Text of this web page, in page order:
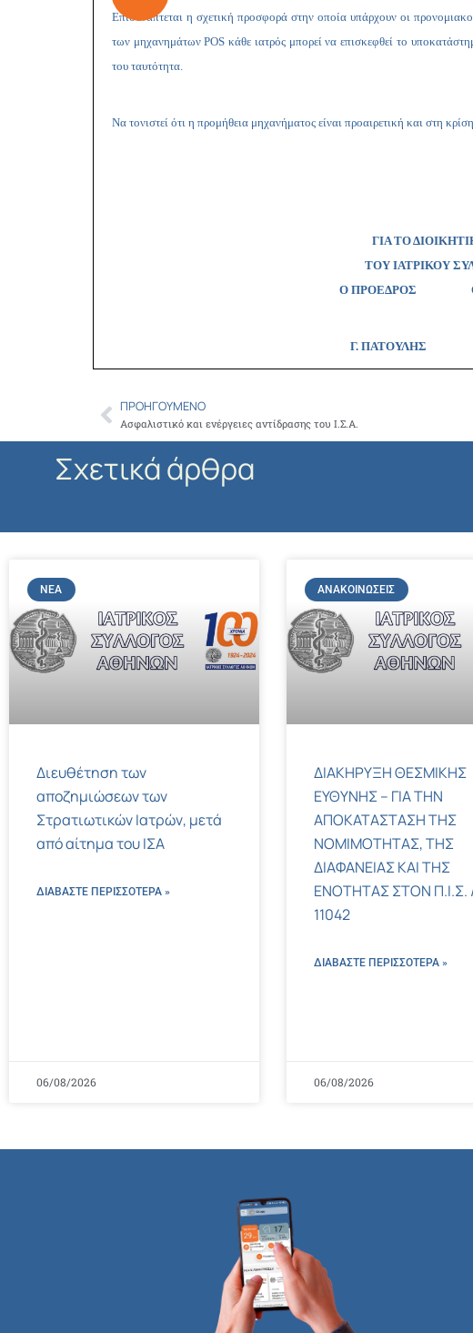
Επισυνάπτεται η σχετική προσφορά στην οποία υπάρχουν οι
των μηχανημάτωνPOS κάθε ιατρός μπορεί να επισκεφθεί το
του ταυτότητα.
Να τονιστεί ότι η προμήθεια μηχανήματος είναι προαιρετική και στη
ΓΙΑ ΤΟ
ΤΟΥ ΙΑΤΡΙΚΟΥ
Ο ΠΡΟΕΔΡΟΣ Ο
Γ. ΠΑΤΟΥΛΗΣ
Prev
ΠΡΟΗΓΟΎΜΕΝΟ
Ασφαλιστικό και ενέργειες αντίδρασης του Ι.Σ.Α.
Σχετικά άρθρα
ΝΈΑ
Διευθέτηση των
αποζημιώσεων των
Στρατιωτικών Ιατρών, μετά
από αίτημα του ΙΣΑ
ΔΙΑΒΑΣΤΕ ΠΕΡΙΣΣΌΤΕΡΑ »
06/08/2026
ΑΝΑΚΟΙΝΏΣΕΙΣ
ΔΙΑΚΗΡΥΞΗ ΘΕΣΜΙΚΗΣ
ΕΥΘΥΝΗΣ – ΓΙΑ ΤΗΝ
ΑΠΟΚΑΤΑΣΤΑΣΗ ΤΗΣ
ΝΟΜΙΜΟΤΗΤΑΣ, ΤΗΣ
ΔΙΑΦΑΝΕΙΑΣ ΚΑΙ ΤΗΣ
ΕΝΟΤΗΤΑΣ ΣΤΟΝ Π.Ι.Σ.
11042
ΔΙΑΒΑΣΤΕ ΠΕΡΙΣΣΌΤΕΡΑ »
06/08/2026